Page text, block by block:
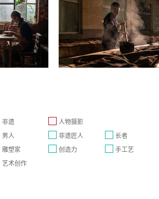
非遗
人物摄影
男人
非遗匠人 长者
雕塑家
创造力 手工艺
艺术创作